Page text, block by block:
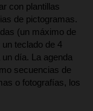
con plantillas
de pictogramas.
(un máximo de
teclado de 4
día. La agenda
secuencias de
o fotografías, los